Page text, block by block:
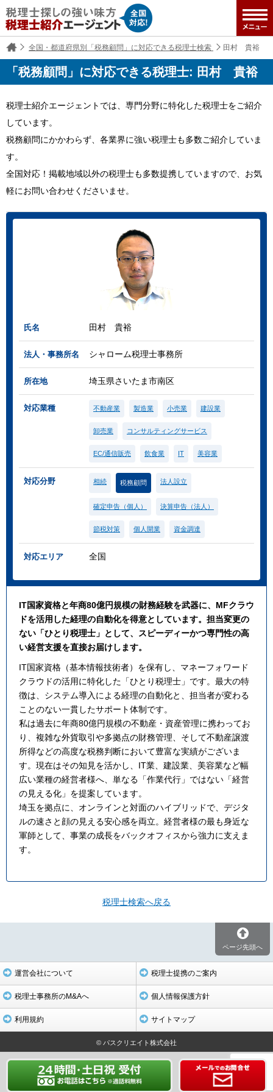
全国・都道府県別「税務顧問」に対応できる税理士検索 田村 貴裕
「税務顧問」に対応できる税理士: 田村 貴裕
税理士紹介エージェントでは、専門分野に特化した税理士をご紹介
しています。
税務顧問にかかわらず、各業界に強い税理士も多数ご紹介していま
す。
全国対応！掲載地域以外の税理士も多数提携していますので、お気
軽にお問い合わせくださいませ。
氏名 田村 貴裕
法人・事務所名 シャローム税理士事務所
所在地 埼玉県さいたま市南区
対応業種 不動産業 製造業 小売業 建設業
卸売業 コンサルティングサービス
EC/通信販売 飲食業 IT 美容業
対応分野 相続 税務顧問 法人設立
確定申告（個人） 決算申告（法人）
節税対策 個人開業 資金調達
対応エリア 全国
IT国家資格と年商80億円規模の財務経験を武器に、MFクラウ
ドを活用した経理の自動化を得意としています。担当変更の
ない「ひとり税理士」として、スピーディーかつ専門性の高
い経営支援を直接お届けします。
IT国家資格（基本情報技術者）を保有し、マネーフォワード
クラウドの活用に特化した「ひとり税理士」です。最大の特
徴は、システム導入による経理の自動化と、担当者が変わる
ことのない一貫したサポート体制です。
私は過去に年商80億円規模の不動産・資産管理に携わってお
り、複雑な外貨取引や多拠点の財務管理、そして不動産譲渡
所得などの高度な税務判断において豊富な実績がございま
す。現在はその知見を活かし、IT業、建設業、美容業など幅
広い業種の経営者様へ、単なる「作業代行」ではない「経営
の見える化」を提案しています。
埼玉を拠点に、オンラインと対面のハイブリッドで、デジタ
ルの速さと顔の見える安心感を両立。経営者様の最も身近な
軍師として、事業の成長をバックオフィスから強力に支えま
す。
税理士検索へ戻る
ページ先頭へ
運営会社について 税理士提携のご案内
税理士事務所のM&Aへ 個人情報保護方針
利用規約 サイトマップ
© パスクリエイト株式会社